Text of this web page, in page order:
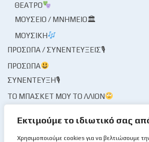
Εκτιμούμε το ιδιωτικό σας
Χρησιμοποιούμε cookies για να βελτιώσουμε
ΘΈΑΤΡΟ
ΜΟΥΣΕΊΟ / ΜΝΗΜΕΊΟ🏛
ΜΟΥΣΙΚΉ
ΠΡΌΣΩΠΑ / ΣΥΝΕΝΤΕΎΞΕΙΣ🎙
ΠΡΌΣΩΠΑ
ΣΥΝΈΝΤΕΥΞΗ🎙
ΤΟ ΜΠΆΣΚΕΤ ΜΟΥ ΤΟ ΛΛΊΟΝ
ΦΟΡΕΊΣ ΑΘΛΗΤΙΣΜΟΎ
ΦΟΡΕΊΣ ΚΑΛΑΘΌΣΦΑΙΡΑΣ